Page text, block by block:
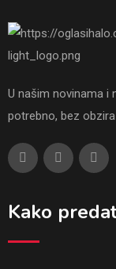
U našim novinama i
potrebno, bez
Kako